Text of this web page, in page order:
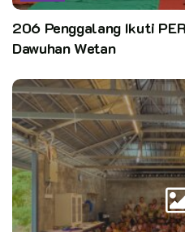
206 Penggalang Ikuti
Dawuhan Wetan